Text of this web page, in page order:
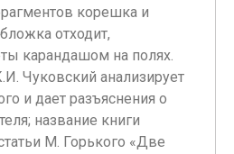
корешка и
отходит,
карандашом на полях.
Чуковский анализирует
и дает разъяснения о
название книги
М. Горького «Две